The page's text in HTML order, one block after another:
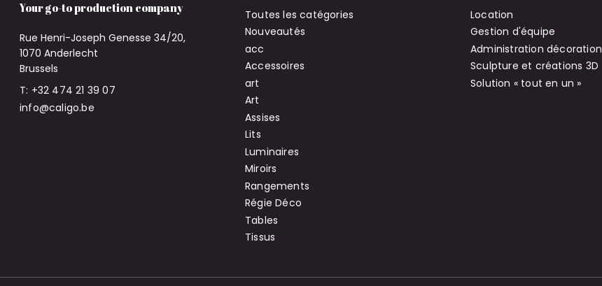
Your go-to production company
Rue Henri-Joseph Genesse 34/20,
1070 Anderlecht
Brussels
T: +32 474 21 39 07
info@caligo.be
Toutes les catégories
Nouveautés
acc
Accessoires
art
Art
Assises
Lits
Luminaires
Miroirs
Rangements
Régie Déco
Tables
Tissus
Location
Gestion d'équipe
Administration décoration
Sculpture et créations 3D
Solution « tout en un »